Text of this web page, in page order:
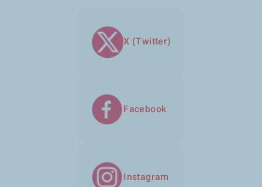
X (Twitter)
Facebook
Instagram